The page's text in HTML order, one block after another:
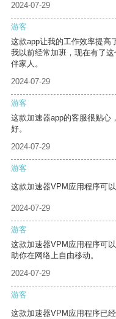
2024-07-29
游客
这款app让我的工作效率提高
我以前经常加班，现在有了
伴家人。
2024-07-29
游客
这款加速器app的客服很贴心
好。
2024-07-29
游客
这款加速器VPM应用程序可
2024-07-29
游客
这款加速器VPM应用程序可
助你在网络上自由移动。
2024-07-29
游客
这款加速器VPM应用程序已